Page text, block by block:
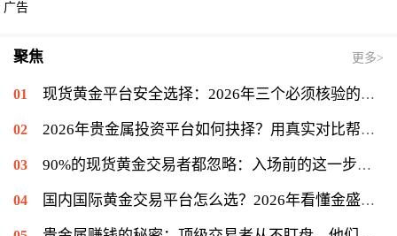
广告
聚焦 更多>
现货黄金平台安全选择：2026年三个必须核验的关键标准
2026年贵金属投资平台如何抉择？用真实对比帮你理清思路
90%的现货黄金交易者都忽略：入场前的这一步很关键
国内国际黄金交易平台怎么选？2026年看懂金盛贵金属的交易门道